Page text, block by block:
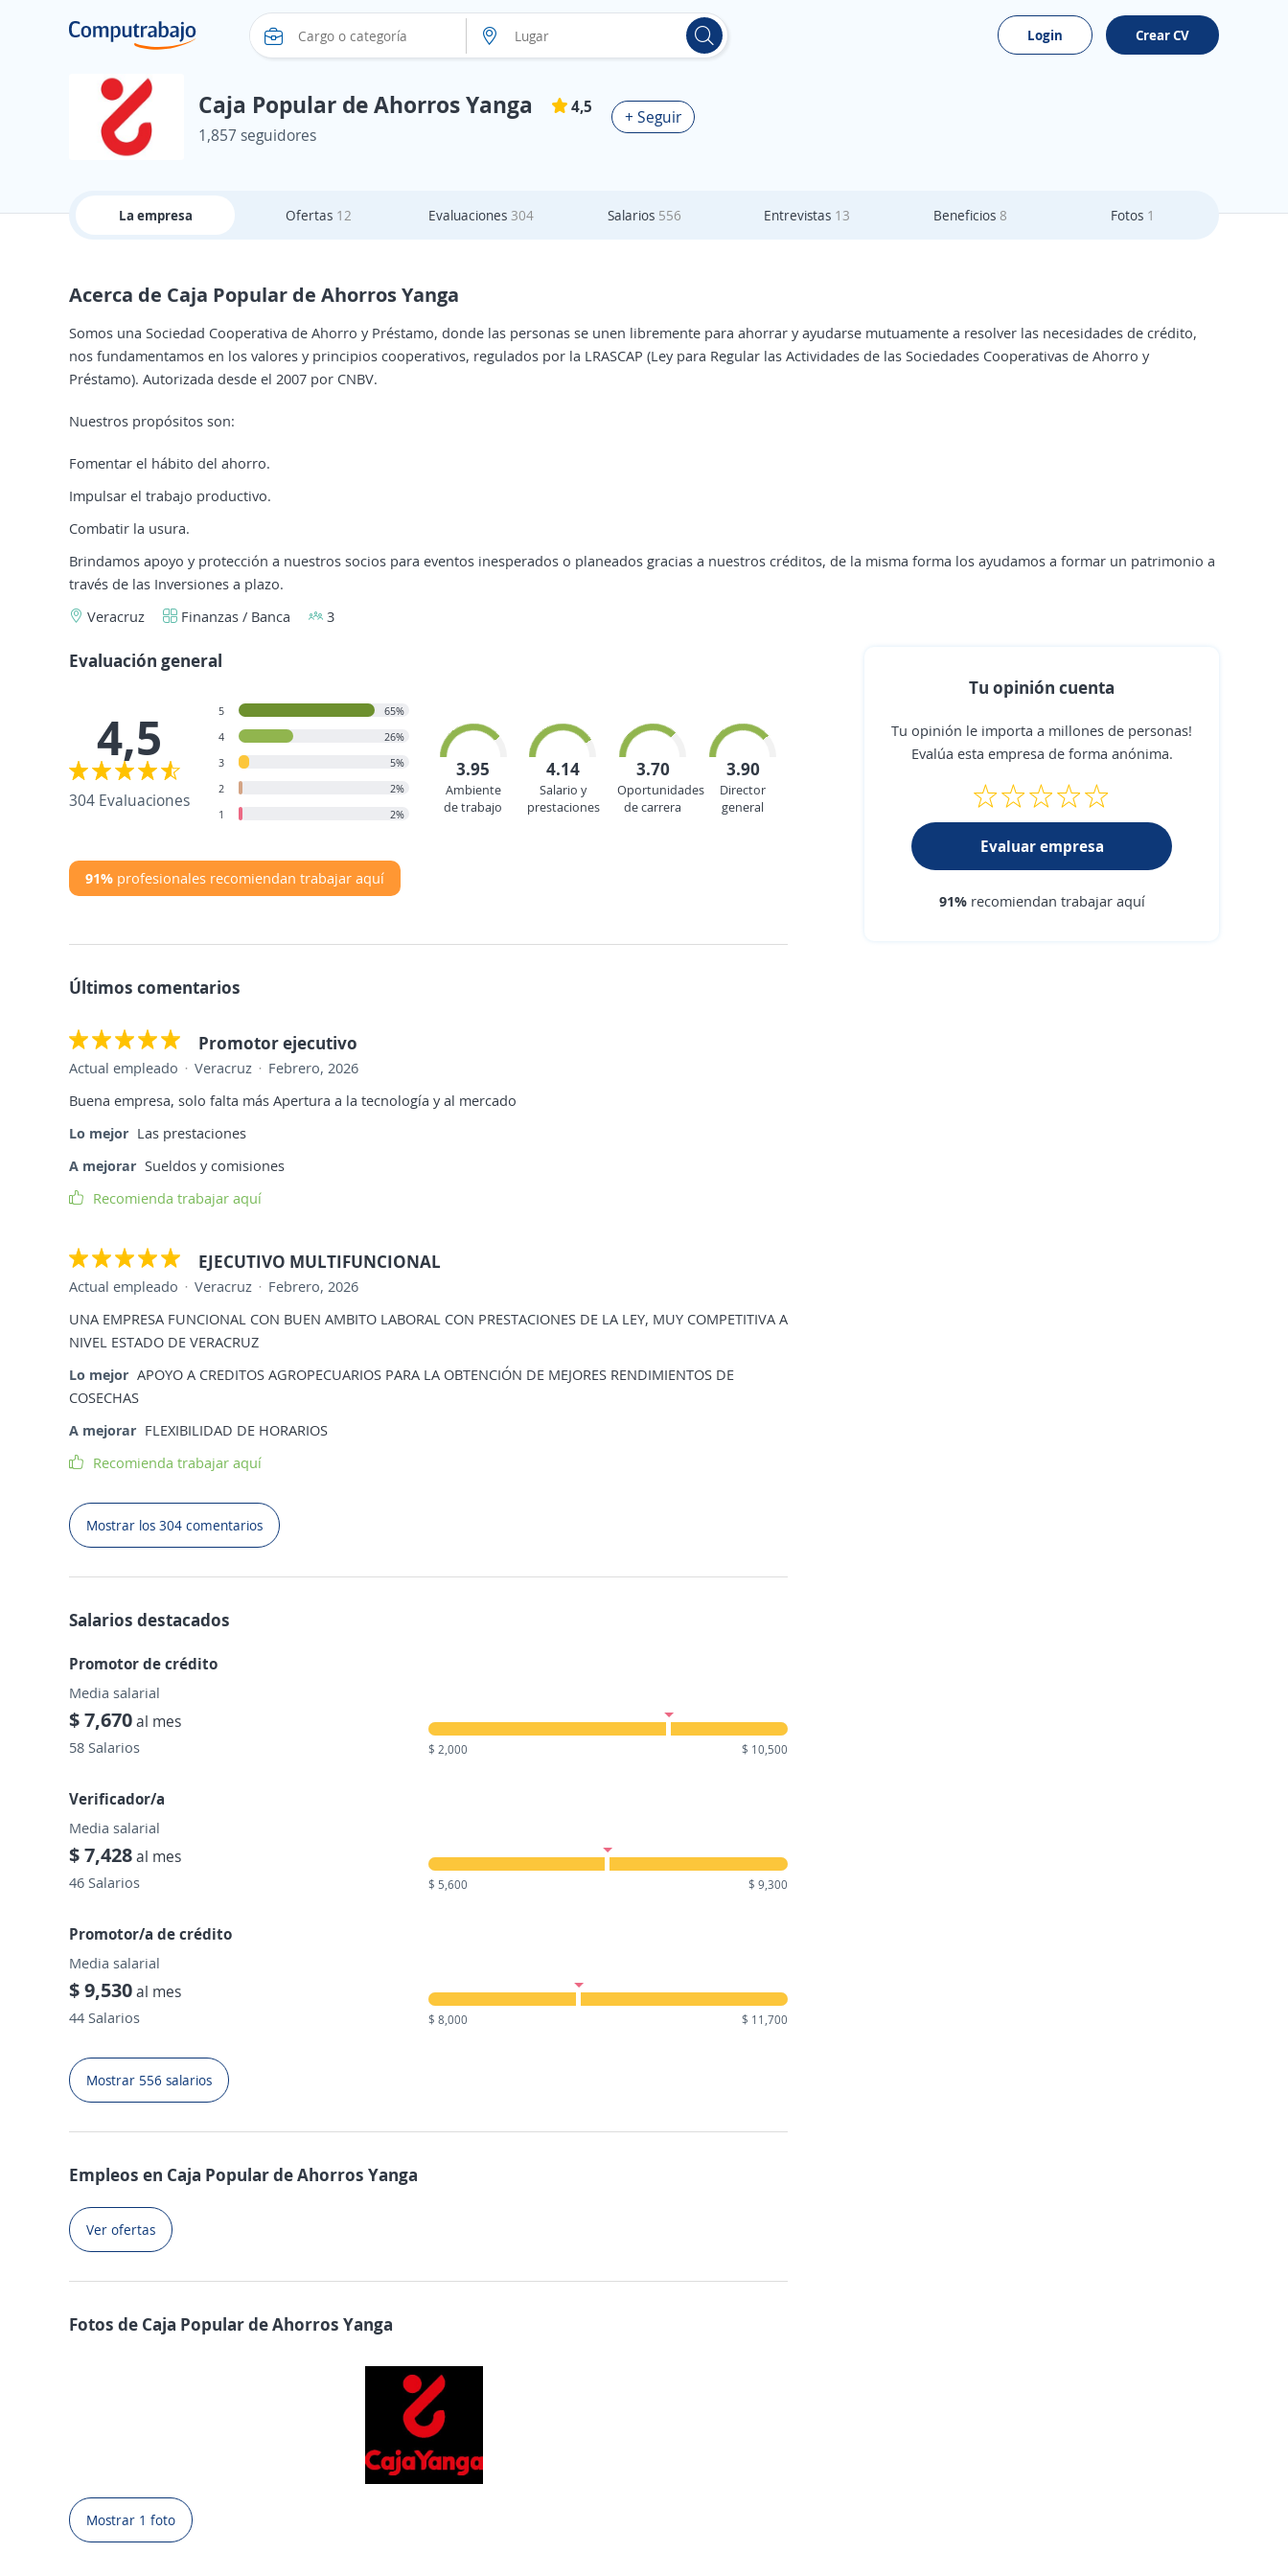
Login Crear CV
Caja Popular de Ahorros Yanga
4,5
1,857 seguidores
+ Seguir
La empresa Ofertas 12 Evaluaciones 304 Salarios 556 Entrevistas 13 Beneficios 8 Fotos 1
Acerca de Caja Popular de Ahorros Yanga
Somos una Sociedad Cooperativa de Ahorro y Préstamo, donde las personas se unen libremente para ahorrar y ayudarse mutuamente a resolver las necesidades de crédito,
nos fundamentamos en los valores y principios cooperativos, regulados por la LRASCAP (Ley para Regular las Actividades de las Sociedades Cooperativas de Ahorro y
Préstamo). Autorizada desde el 2007 por CNBV.
Nuestros propósitos son:
Fomentar el hábito del ahorro.
Impulsar el trabajo productivo.
Combatir la usura.
Brindamos apoyo y protección a nuestros socios para eventos inesperados o planeados gracias a nuestros créditos, de la misma forma los ayudamos a formar un patrimonio a
través de las Inversiones a plazo.
Veracruz
Finanzas / Banca 3
Evaluación general
4,5
304 Evaluaciones
5
65%
4
26%
3
5%
2
2%
1
2%
3.95
Ambiente
de trabajo
4.14
Salario y
prestaciones
3.70
Oportunidades
de carrera
3.90
Director
general
91% profesionales recomiendan trabajar aquí
Últimos comentarios
Promotor ejecutivo
Actual empleado Veracruz
Febrero, 2026
Buena empresa, solo falta más Apertura a la tecnología y al mercado
Lo mejor Las prestaciones
A mejorar Sueldos y comisiones
Recomienda trabajar aquí
EJECUTIVO MULTIFUNCIONAL
Actual empleado Veracruz
Febrero, 2026
UNA EMPRESA FUNCIONAL CON BUEN AMBITO LABORAL CON PRESTACIONES DE LA LEY, MUY COMPETITIVA A
NIVEL ESTADO DE VERACRUZ
Lo mejor APOYO A CREDITOS AGROPECUARIOS PARA LA OBTENCIÓN DE MEJORES RENDIMIENTOS DE
COSECHAS
A mejorar FLEXIBILIDAD DE HORARIOS
Recomienda trabajar aquí
Mostrar los 304 comentarios
Salarios destacados
Promotor de crédito
Media salarial
$ 7,670al mes
58 Salarios $ 2,000 $ 10,500
Verificador/a
Media salarial
$ 7,428al mes
46 Salarios $ 5,600 $ 9,300
Promotor/a de crédito
Media salarial
$ 9,530al mes
44 Salarios $ 8,000 $ 11,700
Mostrar 556 salarios
Empleos en Caja Popular de Ahorros Yanga
Ver ofertas
Fotos de Caja Popular de Ahorros Yanga
Mostrar 1 foto
Tu opinión cuenta
Tu opinión le importa a millones de personas!
Evalúa esta empresa de forma anónima.
Evaluar empresa
91%recomiendan trabajar aquí